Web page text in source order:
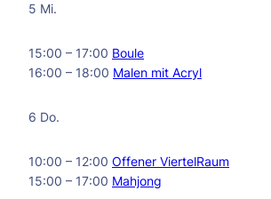
5 Mi.
15:00 – 17:00 Boule
16:00 – 18:00 Malen mit Acryl
6 Do.
10:00 – 12:00 Offener ViertelRaum
15:00 – 17:00 Mahjong